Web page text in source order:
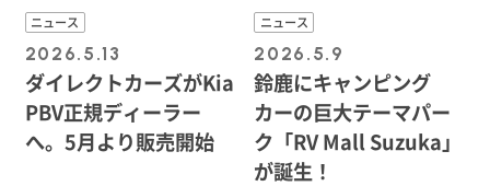
ニュース
2026.5.13
ダイレクトカーズがKia
PBV正規ディーラー
へ。5月より販売開始
ニュース
2026.5.9
鈴鹿にキャンピング
カーの巨大テーマパー
ク「RV Mall Suzuka」
が誕生！